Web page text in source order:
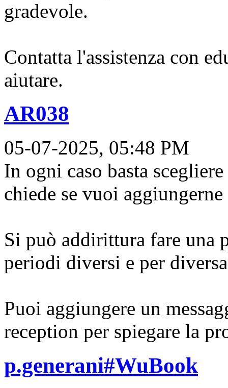
gradevole.
Contatta l'assistenza con
aiutare.
AR038
05-07-2025, 05:48 PM
In ogni caso basta
chiede se vuoi
Si può addirittura fare una
periodi diversi e per
Puoi aggiungere un
reception per spiegare la
p.generani#WuBook